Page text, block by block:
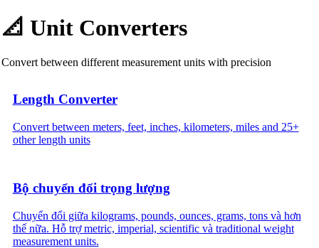
📐 Unit Converters
Convert between different measurement units with precision
Length Converter
Convert between meters, feet, inches, kilometers, miles and 25+
other length units
Bộ chuyển đổi trọng lượng
Chuyển đổi giữa kilograms, pounds, ounces, grams, tons và hơn
thế nữa. Hỗ trợ metric, imperial, scientific và traditional weight
measurement units.